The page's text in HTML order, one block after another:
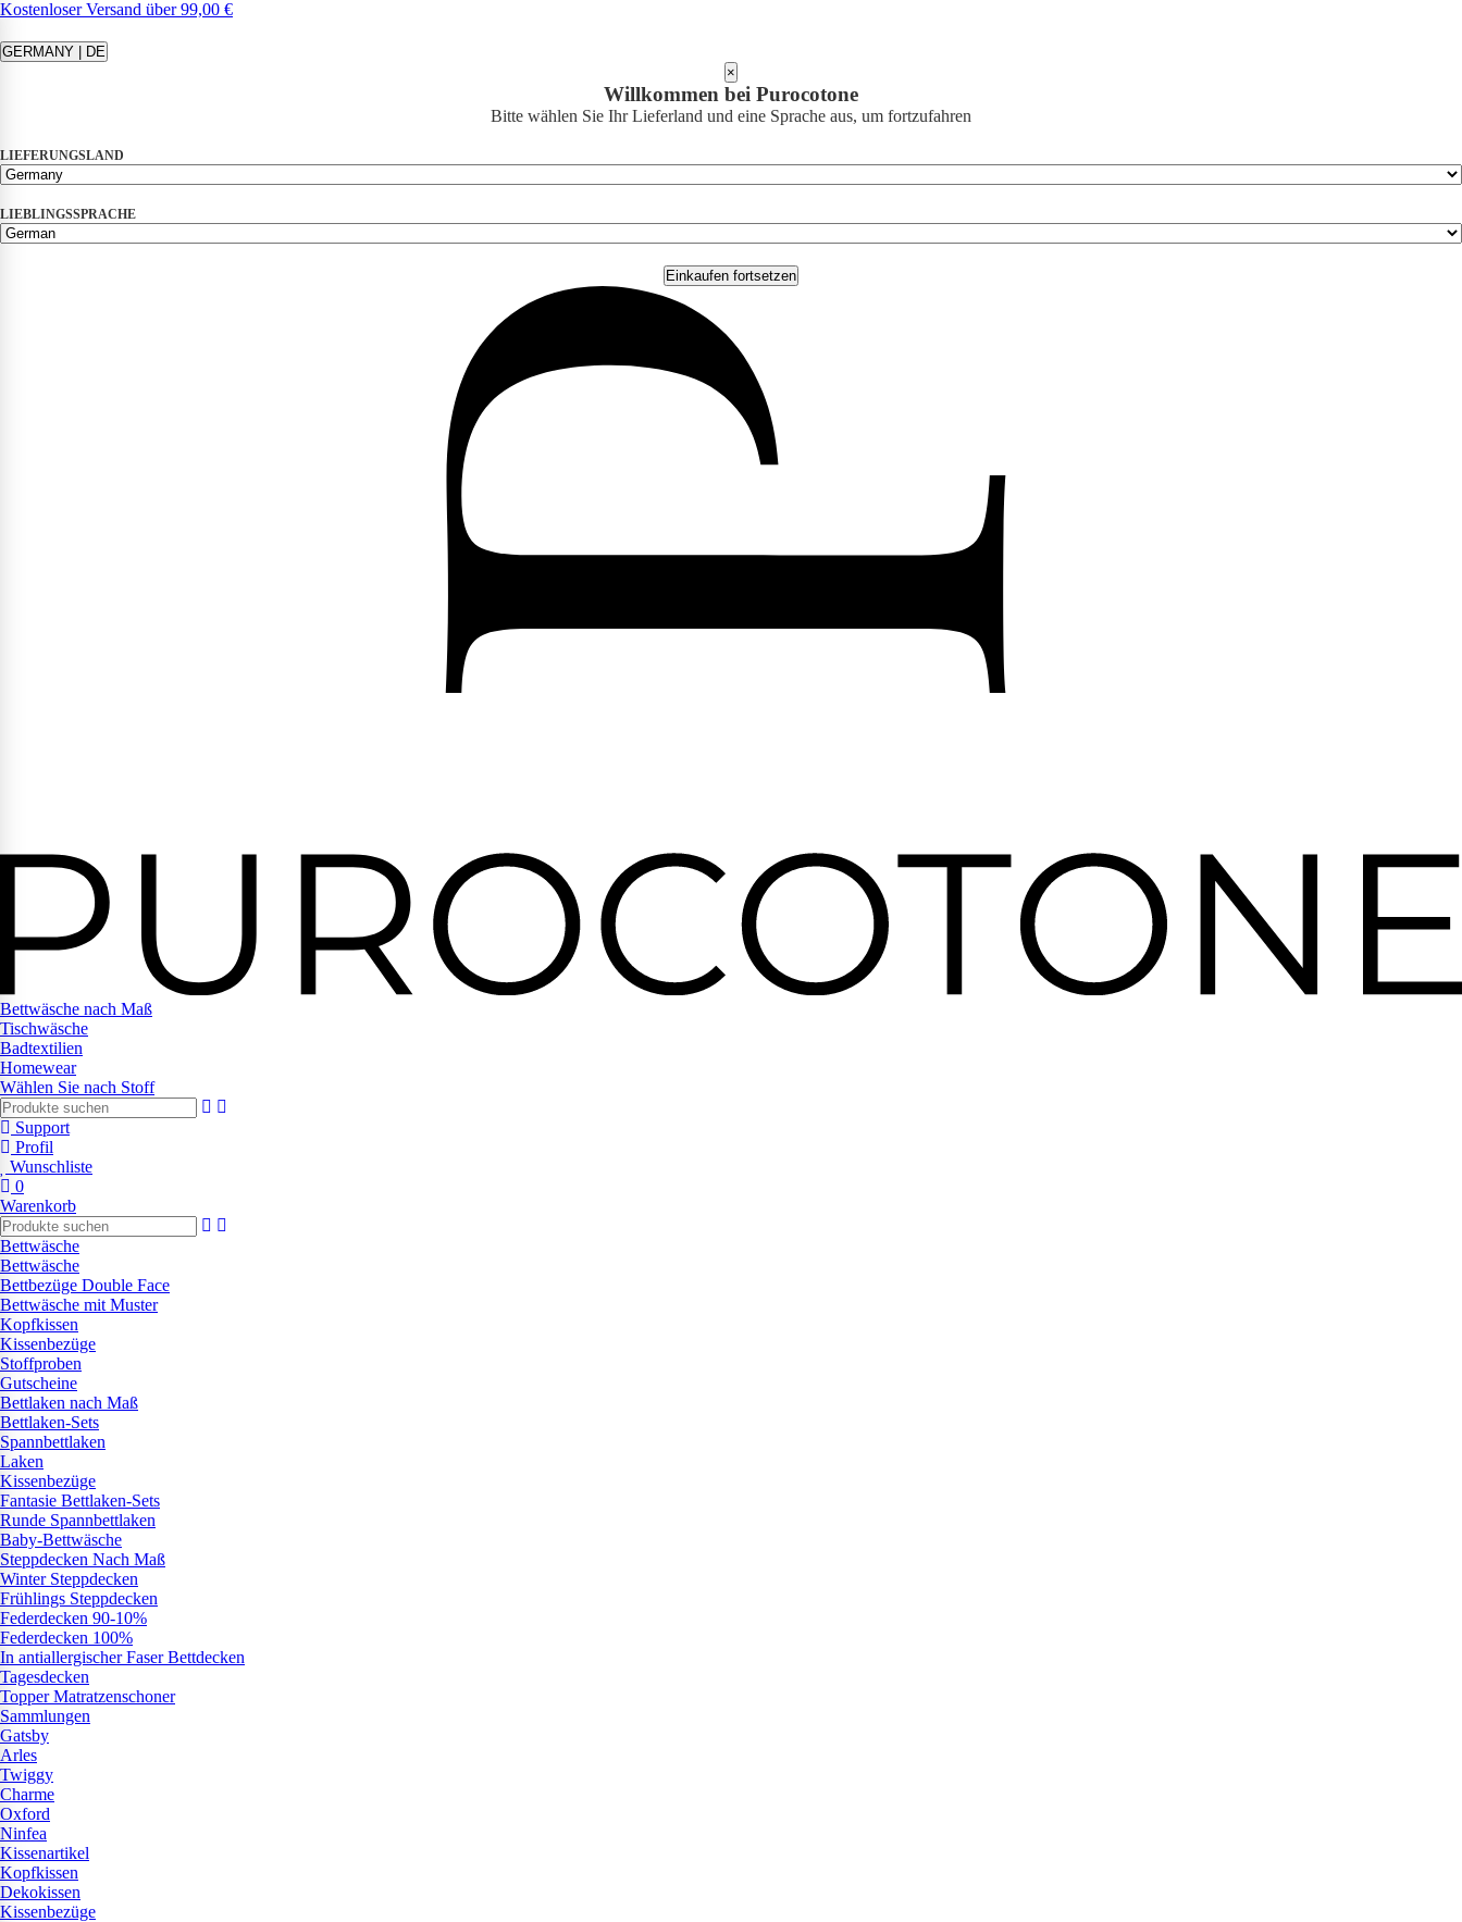
Kostenloser Versand über 99,00 €
GERMANY | DE
×
Willkommen bei Purocotone
Bitte wählen Sie Ihr Lieferland und eine Sprache aus, um fortzufahren
LIEFERUNGSLAND
LIEBLINGSSPRACHE
Einkaufen fortsetzen
Bettwäsche nach Maß
Tischwäsche
Badtextilien
Homewear
Wählen Sie nach Stoff
Support
Profil
Wunschliste
0
Warenkorb
Bettwäsche
Bettwäsche
Bettbezüge Double Face
Bettwäsche mit Muster
Kopfkissen
Kissenbezüge
Stoffproben
Gutscheine
Bettlaken nach Maß
Bettlaken-Sets
Spannbettlaken
Laken
Kissenbezüge
Fantasie Bettlaken-Sets
Runde Spannbettlaken
Baby-Bettwäsche
Steppdecken Nach Maß
Winter Steppdecken
Frühlings Steppdecken
Federdecken 90-10%
Federdecken 100%
In antiallergischer Faser Bettdecken
Tagesdecken
Topper Matratzenschoner
Sammlungen
Gatsby
Arles
Twiggy
Charme
Oxford
Ninfea
Kissenartikel
Kopfkissen
Dekokissen
Kissenbezüge